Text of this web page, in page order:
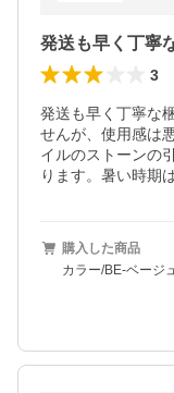
3
発送も早く丁寧な
せんが、使用感は
イルのストーンの
ります。暑い時期
購入した商品
カラー/BE-ベージ